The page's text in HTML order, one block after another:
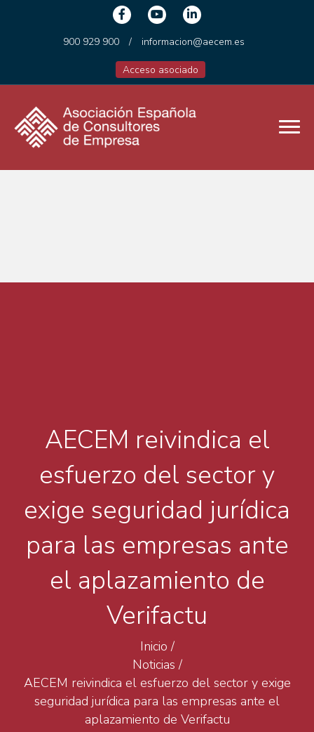
900 929 900 / informacion@aecem.es
Acceso asociado
AECEM reivindica el
esfuerzo del sector y
exige seguridad jurídica
para las empresas ante
el aplazamiento de
Verifactu
Inicio /
Noticias /
AECEM reivindica el esfuerzo del sector y exige
seguridad jurídica para las empresas ante el
aplazamiento de Verifactu